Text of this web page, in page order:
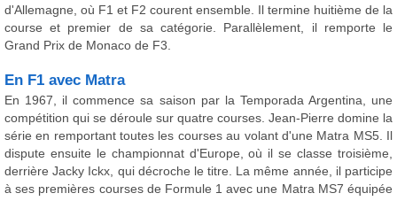
d'Allemagne, où F1 et F2 courent ensemble. Il termine huitième de la
course et premier de sa catégorie. Parallèlement, il remporte le
Grand Prix de Monaco de F3.
En F1 avec Matra
En 1967, il commence sa saison par la Temporada Argentina, une
compétition qui se déroule sur quatre courses. Jean-Pierre domine la
série en remportant toutes les courses au volant d'une Matra MS5. Il
dispute ensuite le championnat d'Europe, où il se classe troisième,
derrière Jacky Ickx, qui décroche le titre. La même année, il participe
à ses premières courses de Formule 1 avec une Matra MS7 équipée